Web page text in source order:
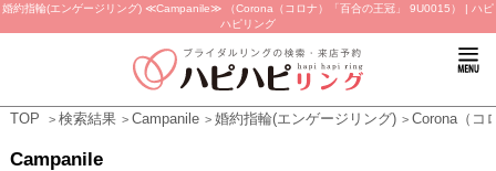
婚約指輪(エンゲージリング) ≪Campanile≫ （Corona（コロナ）「百合の王冠」 9U0015） | ハピ
ハピリング
TOP 検索結果 Campanile 婚約指輪(エンゲージリング) Corona（コ
Campanile